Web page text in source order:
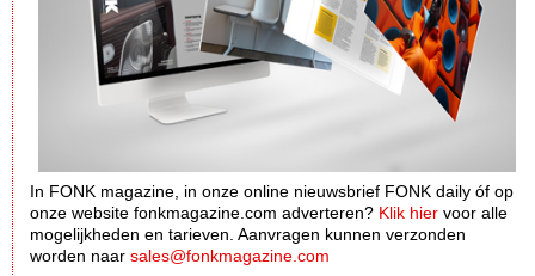
In FONK magazine, in onze online nieuwsbrief FONK daily óf op
onze website fonkmagazine.com adverteren? Klik hier voor alle
mogelijkheden en tarieven. Aanvragen kunnen verzonden
worden naar sales@fonkmagazine.com